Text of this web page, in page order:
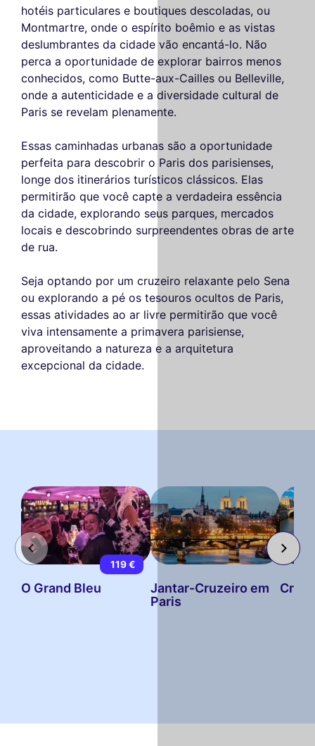
hotéis particulares e boutiques descoladas, ou
Montmartre, onde o espírito boêmio e as vistas
deslumbrantes da cidade vão encantá-lo. Não
perca a oportunidade de explorar bairros menos
conhecidos, como Butte-aux-Cailles ou Belleville,
onde a autenticidade e a diversidade cultural de
Paris se revelam plenamente.
Essas caminhadas urbanas são a oportunidade
perfeita para descobrir o Paris dos parisienses,
longe dos itinerários turísticos clássicos. Elas
permitirão que você capte a verdadeira essência
da cidade, explorando seus parques, mercados
locais e descobrindo surpreendentes obras de arte
de rua.
Seja optando por um cruzeiro relaxante pelo Sena
ou explorando a pé os tesouros ocultos de Paris,
essas atividades ao ar livre permitirão que você
viva intensamente a primavera parisiense,
aproveitando a natureza e a arquitetura
excepcional da cidade.
119 €
O Grand Bleu
Jantar-Cruzeiro em
Paris